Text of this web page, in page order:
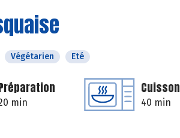
Végétarien Eté
min
Cuisson
40 min